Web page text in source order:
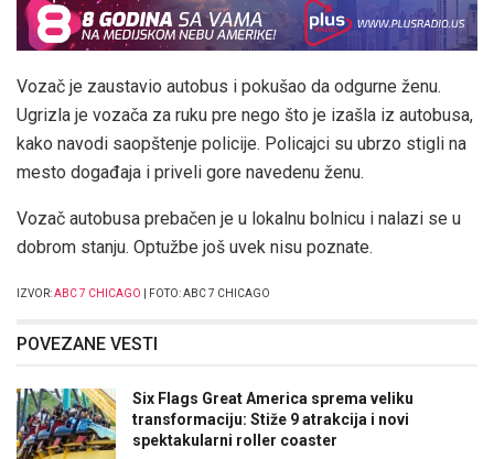
Vozač je zaustavio autobus i pokušao da odgurne ženu.
Ugrizla je vozača za ruku pre nego što je izašla iz autobusa,
kako navodi saopštenje policije. Policajci su ubrzo stigli na
mesto događaja i priveli gore navedenu ženu.
Vozač autobusa prebačen je u lokalnu bolnicu i nalazi se u
dobrom stanju. Optužbe još uvek nisu poznate.
IZVOR:ABC 7 CHICAGO | FOTO: ABC 7 CHICAGO
POVEZANE VESTI
Six Flags Great America sprema veliku
transformaciju: Stiže 9 atrakcija i novi
spektakularni roller coaster